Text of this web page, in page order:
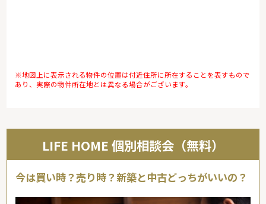
※地図上に表示される物件の位置は付近住所に所在することを表すもので
あり、実際の物件所在地とは異なる場合がございます。
LIFE HOME 個別相談会（無料）
今は買い時？売り時？新築と中古どっちがいいの？